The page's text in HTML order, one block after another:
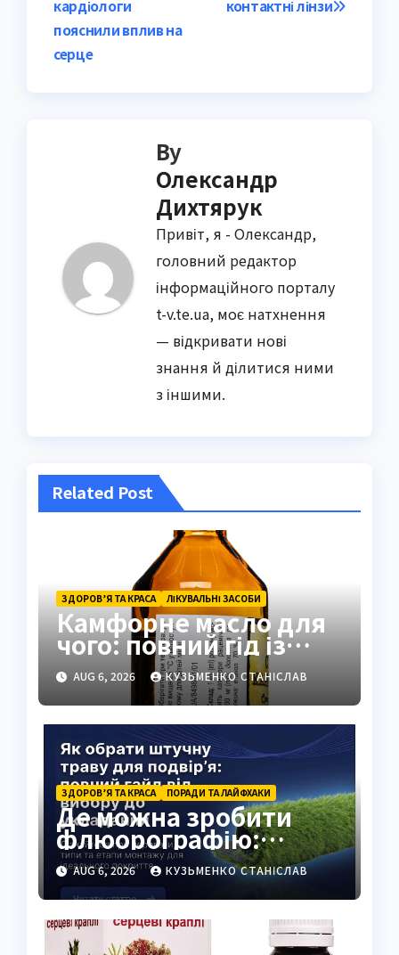
контактні лінзи
кардіологи
пояснили вплив на
серце
By
Олександр
Дихтярук
Привіт, я - Олександр,
головний редактор
інформаційного порталу
t-v.te.ua, моє натхнення
— відкривати нові
знання й ділитися ними
з іншими.
Related Post
ЗДОРОВ’Я ТА КРАСА ЛІКУВАЛЬНІ ЗАСОБИ
Камфорне масло для
чого: повний гід із
застосуванням і
властивостями
AUG 6, 2026 КУЗЬМЕНКО СТАНІСЛАВ
ЗДОРОВ’Я ТА КРАСА ПОРАДИ ТА ЛАЙФХАКИ
Де можна зробити
флюорографію:
повний гід для
українців
AUG 6, 2026 КУЗЬМЕНКО СТАНІСЛАВ